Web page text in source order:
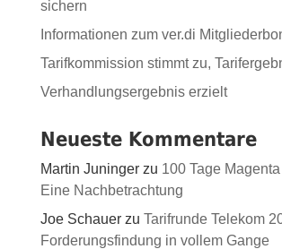
sichern
Informationen zum ver.di
Tarifkommission stimmt zu,
Verhandlungsergebnis erzielt
Neueste Kommentare
Martin Juningerzu 100 Tage
Eine Nachbetrachtung
Joe Schauerzu Tarifrunde Telekom
Forderungsfindung in vollem Gange